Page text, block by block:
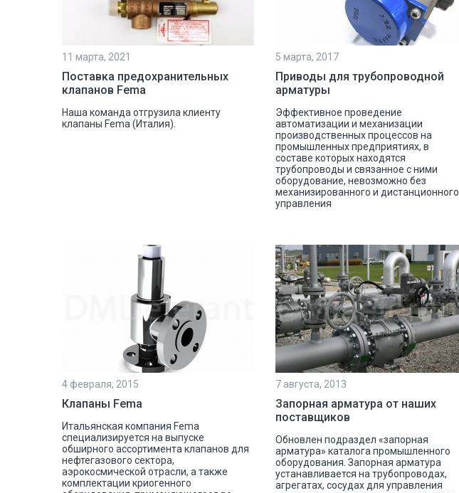
11 марта, 2021
Поставка предохранительных
клапанов Fema
Наша команда отгрузила клиенту
клапаны Fema (Италия).
5 марта, 2017
Приводы для трубопроводной
арматуры
Эффективное проведение
автоматизации и механизации
производственных процессов на
промышленных предприятиях, в
составе которых находятся
трубопроводы и связанное с ними
оборудование, невозможно без
механизированного и дистанционного
управления
4 февраля, 2015
Клапаны Fema
Итальянская компания Fema
специализируется на выпуске
обширного ассортимента клапанов для
нефтегазового сектора,
аэрокосмической отрасли, а также
комплектации криогенного
7 августа, 2013
Запорная арматура от наших
поставщиков
Обновлен подраздел «запорная
арматура» каталога промышленного
оборудования. Запорная арматура
устанавливается на трубопроводах,
агрегатах, сосудах для управления